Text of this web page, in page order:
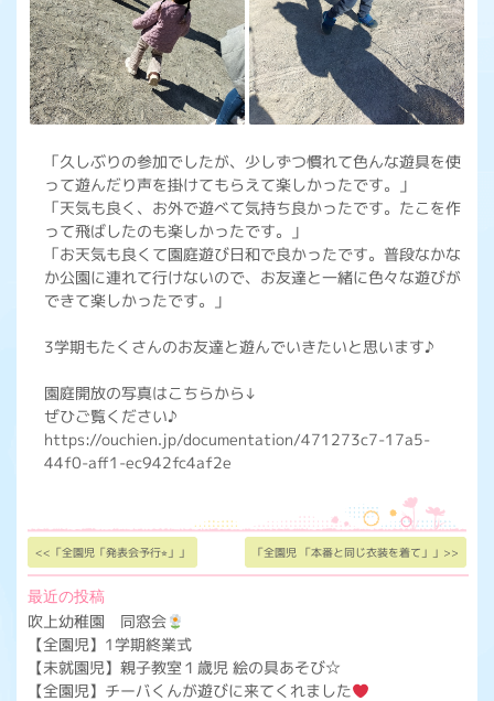
「久しぶりの参加でしたが、少しずつ慣れて色んな遊具を使
って遊んだり声を掛けてもらえて楽しかったです。」
「天気も良く、お外で遊べて気持ち良かったです。たこを作
って飛ばしたのも楽しかったです。」
「お天気も良くて園庭遊び日和で良かったです。普段なかな
か公園に連れて行けないので、お友達と一緒に色々な遊びが
できて楽しかったです。」
3学期もたくさんのお友達と遊んでいきたいと思います♪
園庭開放の写真はこちらから↓
ぜひご覧ください♪
https://ouchien.jp/documentation/471273c7-17a5-
44f0-aff1-ec942fc4af2e
<<「全園児「発表会予行⭐︎」」 「全園児 「本番と同じ衣装を着て」」>>
最近の投稿
吹上幼稚園 同窓会
【全園児】1学期終業式
【未就園児】親子教室１歳児 絵の具あそび☆
【全園児】チーバくんが遊びに来てくれました